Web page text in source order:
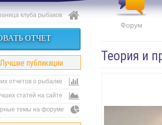
Форум
клуба рыбаков
ОТЧЕТ
Лучшие публикации
отчетов о рыбалке
статей на сайте
темы на форуме
Теория и